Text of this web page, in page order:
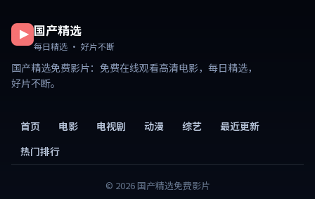
国产精选
每日精选 · 好片不断
国产精选免费影片：免费在线观看高清电影，每日精选，
好片不断。
首页 电影 电视剧 动漫 综艺
最近更新
热门排行
© 2026 国产精选免费影片